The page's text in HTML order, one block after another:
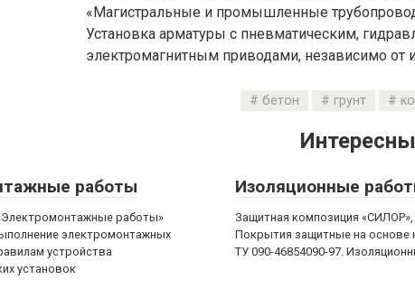
«Магистральные и промышленные
Установка арматуры с пневматическим,
электромагнитным приводами, независимо от
бетон грунт
работы
работы»
электромонтажных
устройства
установок
Изоляционные
Защитная композиция «СИЛОР»,
Покрытия защитные на основе
ТУ 090-46854090-97.